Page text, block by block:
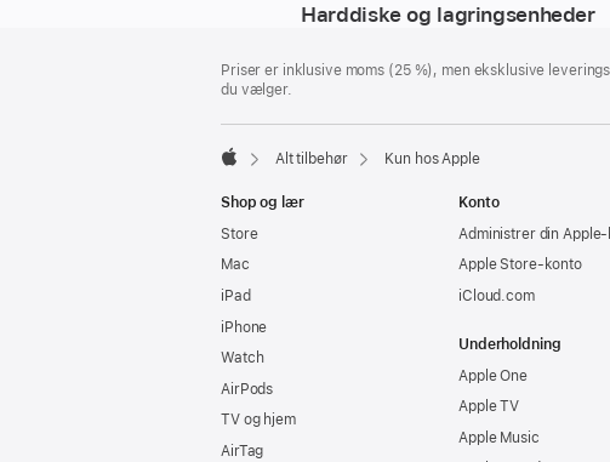
Harddiske og lagringsenheder
Priser er inklusive moms (25 %), men eksklusive
du vælger.
Alt tilbehør Kun hos Apple
Shop og lær
Store
Mac
iPad
iPhone
Watch
AirPods
TV og hjem
AirTag
Konto
Administrer din
Apple Store-konto
iCloud.com
Underholdning
Apple One
Apple TV
Apple Music